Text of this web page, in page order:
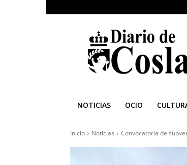
Diario
de
Coslada
NOTICIAS OCIO
Inicio Noticias Convocatoria de